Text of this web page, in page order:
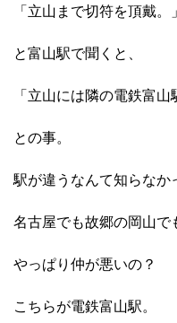
「立山まで切符を頂戴。」
と富山駅で聞くと、
「立山には隣の電鉄富山
との事。
駅が違うなんて知らなか
名古屋でも故郷の岡山で
やっぱり仲が悪いの？
こちらが電鉄富山駅。